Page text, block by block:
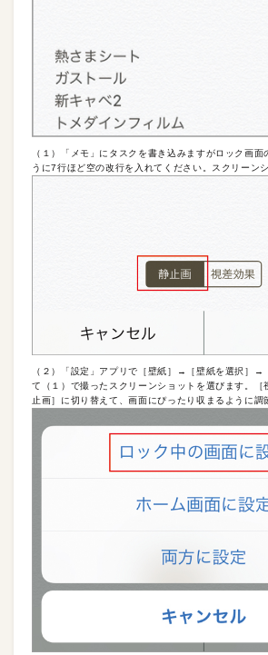
（１）「メモ」にタスクを書き込みますがロック画面
うに7行ほど空の改行を入れてください。スクリーン
（２）「設定」アプリで［壁紙］→［壁紙を選択］→
て（１）で撮ったスクリーンショットを選びます。［
止画］に切り替えて、画面にぴったり収まるように調